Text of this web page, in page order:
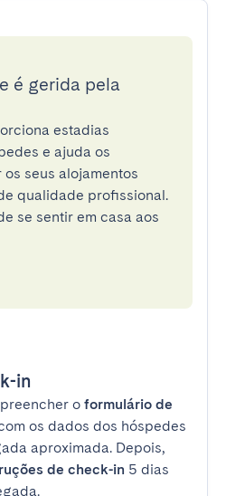
é gerida pela
estadias
e ajuda os
seus alojamentos
qualidade profissional.
se sentir em casa aos
in
o formulário de
os dados dos hóspedes
aproximada. Depois,
de check-in 5 dias